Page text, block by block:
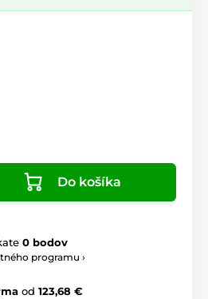
Do košíka
0 bodov
programu ›
od 123,68 €